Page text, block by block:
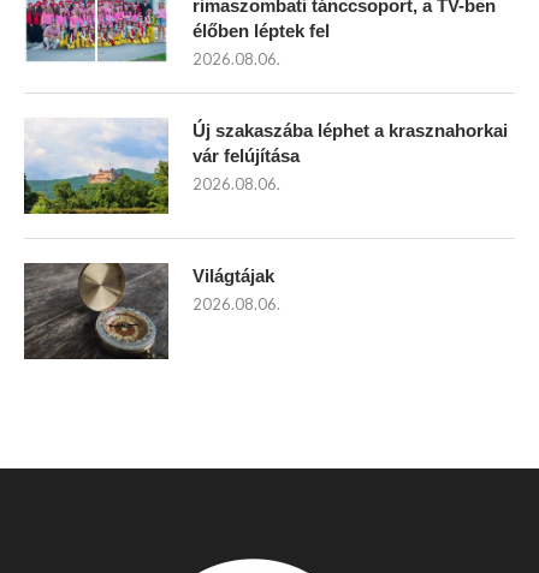
rimaszombati tánccsoport, a TV-ben
élőben léptek fel
2026.08.06.
Új szakaszába léphet a krasznahorkai
vár felújítása
2026.08.06.
Világtájak
2026.08.06.